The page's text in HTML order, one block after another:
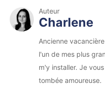
Auteur
Charlene
Ancienne
l'un de mes plus
m'y installer. Je
tombée amoureuse.